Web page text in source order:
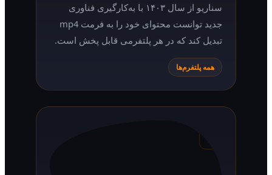
سناریو از سال ۱۴۰۳ با به‌کارگیری فناوری
جدید توانست محتوای خود را به فرمت mp4
تبدیل کند که در هر پلتفرمی قابل پخش است.
همه پلتفرم‌ها